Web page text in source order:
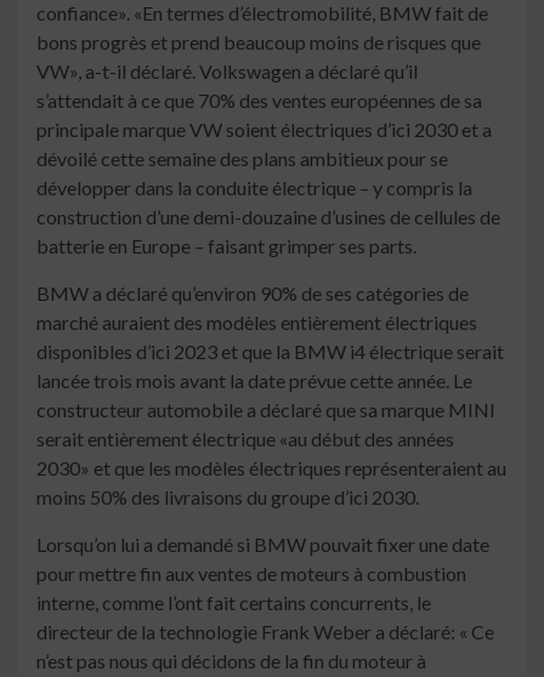
confiance». «En termes d’électromobilité, BMW fait de
bons progrès et prend beaucoup moins de risques que
VW», a-t-il déclaré. Volkswagen a déclaré qu’il
s’attendait à ce que 70% des ventes européennes de sa
principale marque VW soient électriques d’ici 2030 et a
dévoilé cette semaine des plans ambitieux pour se
développer dans la conduite électrique – y compris la
construction d’une demi-douzaine d’usines de cellules de
batterie en Europe – faisant grimper ses parts.
BMW a déclaré qu’environ 90% de ses catégories de
marché auraient des modèles entièrement électriques
disponibles d’ici 2023 et que la BMW i4 électrique serait
lancée trois mois avant la date prévue cette année. Le
constructeur automobile a déclaré que sa marque MINI
serait entièrement électrique «au début des années
2030» et que les modèles électriques représenteraient au
moins 50% des livraisons du groupe d’ici 2030.
Lorsqu’on lui a demandé si BMW pouvait fixer une date
pour mettre fin aux ventes de moteurs à combustion
interne, comme l’ont fait certains concurrents, le
directeur de la technologie Frank Weber a déclaré: « Ce
n’est pas nous qui décidons de la fin du moteur à